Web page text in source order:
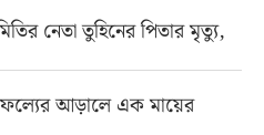
নেতা তুহিনের পিতার মৃত্যু,
আড়ালে এক মায়ের